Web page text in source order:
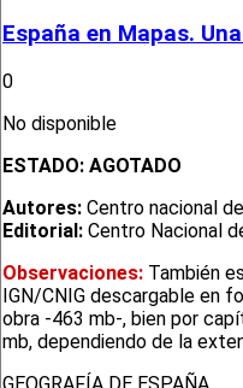
España en Mapas.
0
No disponible
ESTADO: AGOTADO
Autores: Centro nacional
Editorial: Centro Nacional
Observaciones: También
IGN/CNIG descargable en
obra -463 mb-, bien por
mb, dependiendo de la